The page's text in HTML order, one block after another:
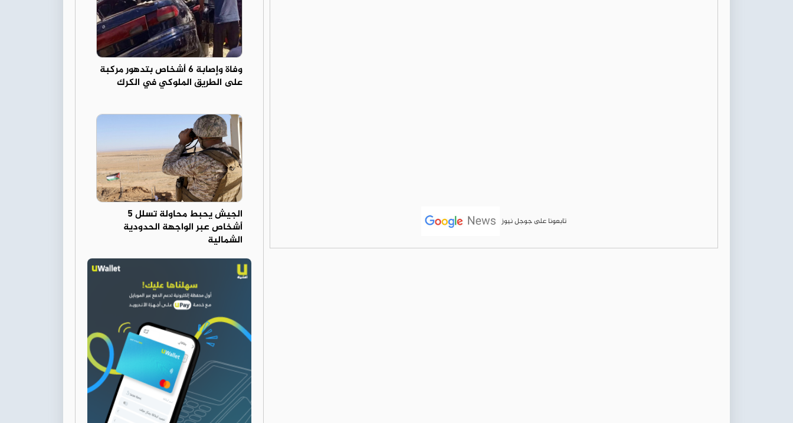
تابعونا على جوجل نيوز
وفاة وإصابة 6 أشخاص بتدهور مركبة
على الطريق الملوكي في الكرك
الجيش يحبط محاولة تسلل 5
أشخاص عبر الواجهة الحدودية
الشمالية